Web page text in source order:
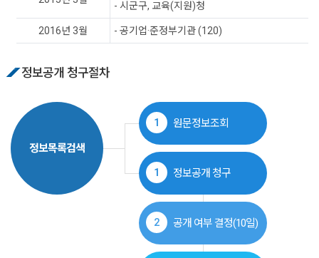
- 시군구, 교육(지원)청
2016년 3월 - 공기업·준정부기관 (120)
정보공개 청구절차
정보목록검색
1 원문정보조회
1 정보공개 청구
2 공개 여부 결정(10일)